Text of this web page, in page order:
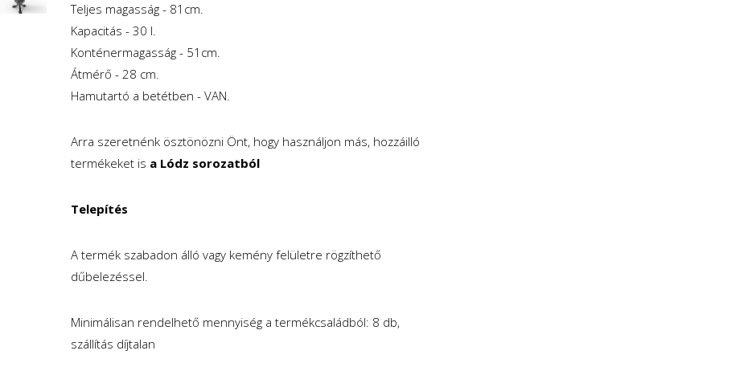
Teljes magasság - 81cm.
Kapacitás - 30 l.
Konténermagasság - 51cm.
Átmérő - 28 cm.
Hamutartó a betétben - VAN.
Arra szeretnénk ösztönözni Önt, hogy használjon más, hozzáilló
termékeket is a Lódz sorozatból
Telepítés
A termék szabadon álló vagy kemény felületre rögzíthető
dűbelezéssel.
Minimálisan rendelhető mennyiség a termékcsaládból: 8 db,
szállítás díjtalan